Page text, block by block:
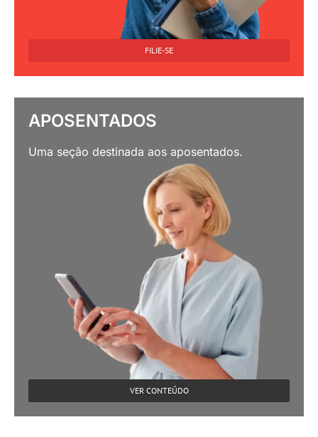
FILIE-SE
APOSENTADOS
Uma seção destinada aos aposentados.
VER CONTEÚDO